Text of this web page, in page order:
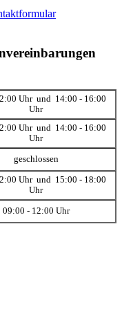
Uhr und 14:00 - 16:00
Uhr
Uhr und 14:00 - 16:00
Uhr
geschlossen
Uhr und 15:00 - 18:00
Uhr
09:00 - 12:00 Uhr